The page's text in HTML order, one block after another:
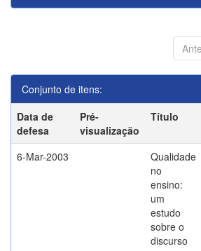
Conjunto de itens:
Data de
defesa
Pré-
visualização
Título
6-Mar-2003
Qualidade
no
ensino:
um
estudo
sobre o
discurso